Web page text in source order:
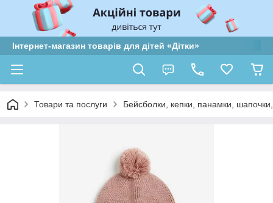
Інтернет-магазин товарів для дітей «Дітки»
Товари та послуги Бейсболки, кепки, панамки,